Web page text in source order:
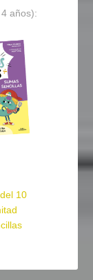
años):
10